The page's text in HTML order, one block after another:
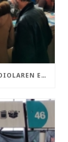
DURANGOKO AZOKAN GAUDE, NEREA LOIOLAREN ETA ASISKOREN LIBURU BERRIEKIN